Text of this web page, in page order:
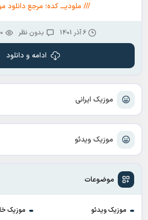
موزیک ایرانی
موزیک ویدئو
موضوعات
موزیک ویدئو
موزیک
/// ملودیـــ کده؛ مرجع دانلود
6 آذر 1401 بدون نظر
ادامه و دانلود